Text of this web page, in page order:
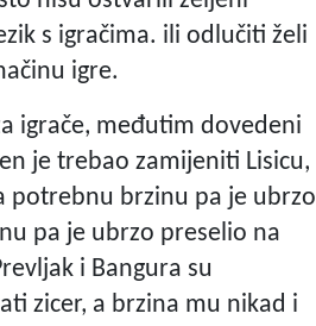
s igračima. ili odlučiti želi
igre.
igrače, međutim dovedeni
je trebao zamijeniti Lisicu,
potrebnu brzinu pa je ubrzo
pa je ubrzo preselio na
i Bangura su
zicer, a brzina mu nikad i